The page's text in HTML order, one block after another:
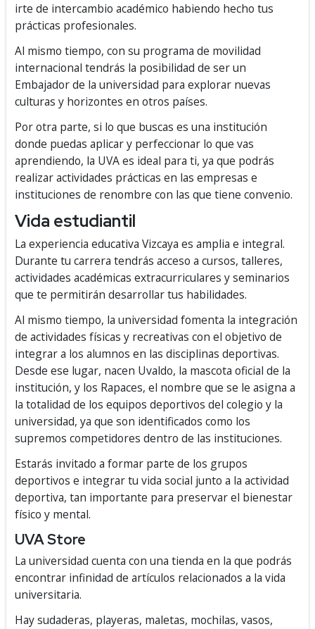
irte de intercambio académico habiendo hecho tus
prácticas profesionales.
Al mismo tiempo, con su programa de movilidad
internacional tendrás la posibilidad de ser un
Embajador de la universidad para explorar nuevas
culturas y horizontes en otros países.
Por otra parte, si lo que buscas es una institución
donde puedas aplicar y perfeccionar lo que vas
aprendiendo, la UVA es ideal para ti, ya que podrás
realizar actividades prácticas en las empresas e
instituciones de renombre con las que tiene convenio.
Vida estudiantil
La experiencia educativa Vizcaya es amplia e integral.
Durante tu carrera tendrás acceso a cursos, talleres,
actividades académicas extracurriculares y seminarios
que te permitirán desarrollar tus habilidades.
Al mismo tiempo, la universidad fomenta la integración
de actividades físicas y recreativas con el objetivo de
integrar a los alumnos en las disciplinas deportivas.
Desde ese lugar, nacen Uvaldo, la mascota oficial de la
institución, y los Rapaces, el nombre que se le asigna a
la totalidad de los equipos deportivos del colegio y la
universidad, ya que son identificados como los
supremos competidores dentro de las instituciones.
Estarás invitado a formar parte de los grupos
deportivos e integrar tu vida social junto a la actividad
deportiva, tan importante para preservar el bienestar
físico y mental.
UVA Store
La universidad cuenta con una tienda en la que podrás
encontrar infinidad de artículos relacionados a la vida
universitaria.
Hay sudaderas, playeras, maletas, mochilas, vasos,